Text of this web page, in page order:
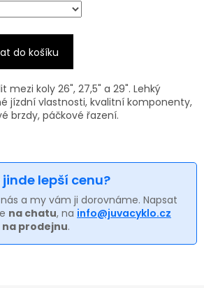
do košíku
mezi koly 26", 27,5" a 29". Lehký
jízdní vlastnosti, kvalitní komponenty,
brzdy, páčkové řazení.
lepší cenu?
a my vám ji dorovnáme. Napsat
na chatu, na info@juvacyklo.cz
na prodejnu.